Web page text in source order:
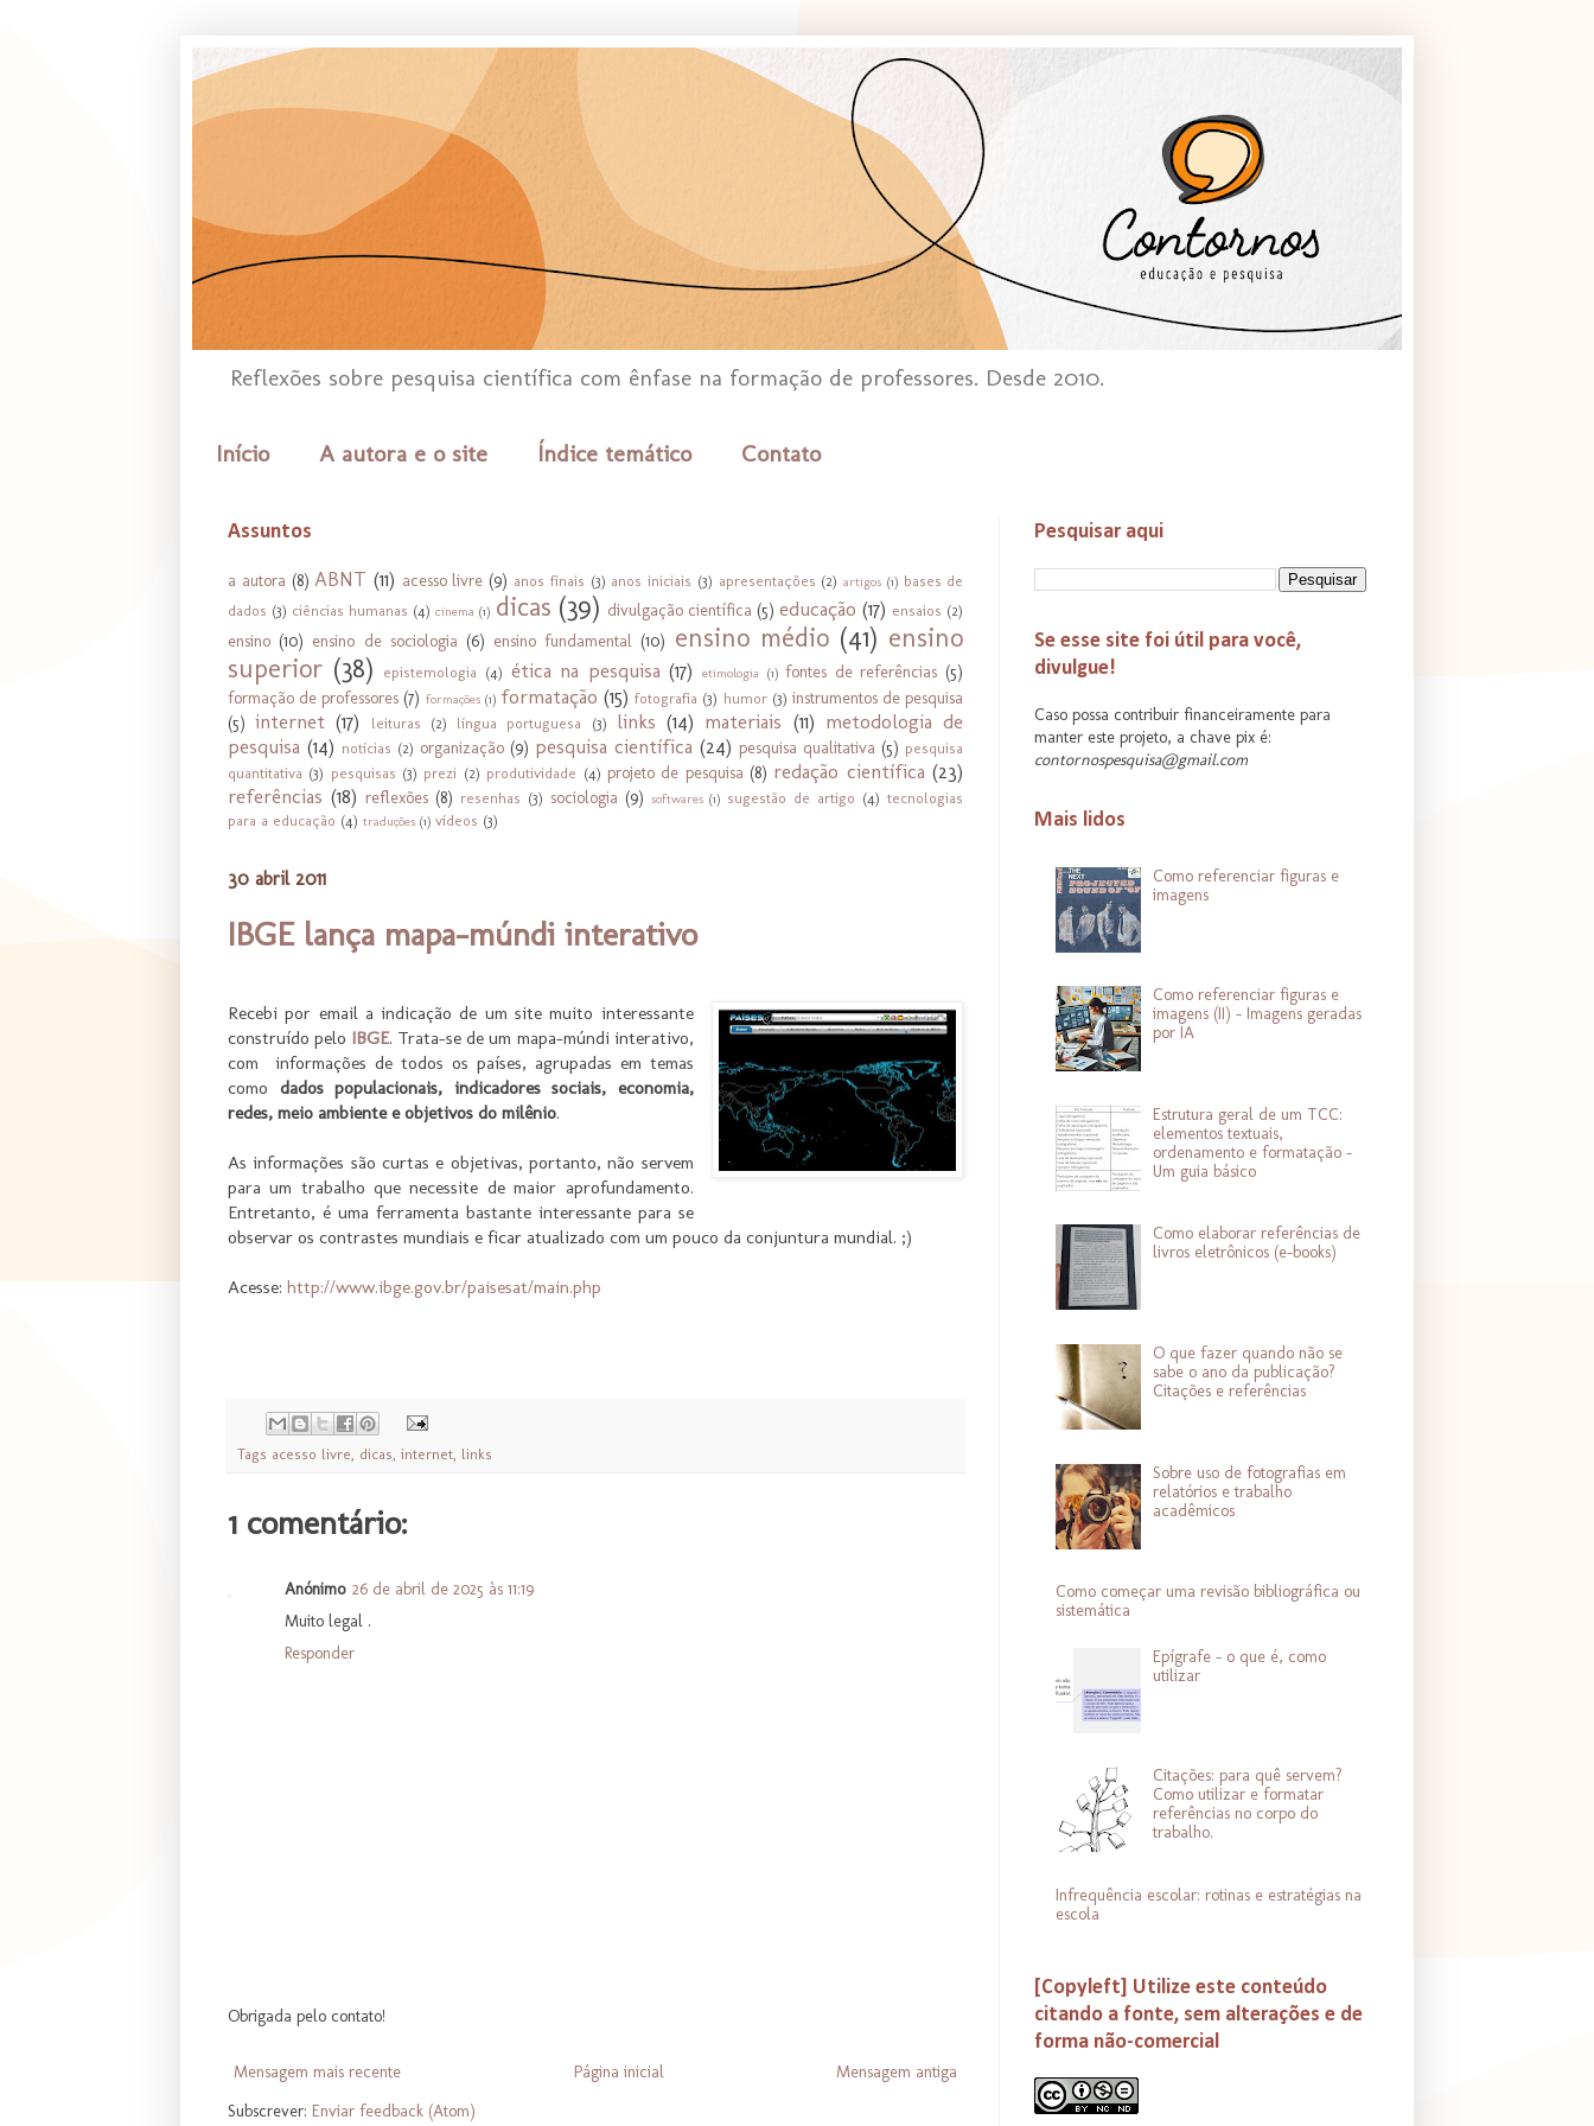
Reflexões sobre pesquisa científica com ênfase na formação de professores. Desde 2010.
Início A autora e o site Índice temático Contato
Assuntos
a autora (8) ABNT (11) acesso livre (9) anos finais (3) anos iniciais (3) apresentações (2) artigos (1) bases de
dados (3) ciências humanas (4) cinema (1) dicas (39) divulgação científica (5) educação (17) ensaios (2)
ensino (10) ensino de sociologia (6) ensino fundamental (10) ensino médio (41) ensino
superior (38) epistemologia (4) ética na pesquisa (17) etimologia (1) fontes de referências (5)
formação de professores (7) formações (1) formatação (15) fotografia (3) humor (3) instrumentos de pesquisa
(5) internet (17) leituras (2) língua portuguesa (3) links (14) materiais (11) metodologia de
pesquisa (14) notícias (2) organização (9) pesquisa científica (24) pesquisa qualitativa (5) pesquisa
quantitativa (3) pesquisas (3) prezi (2) produtividade (4) projeto de pesquisa (8) redação científica (23)
referências (18) reflexões (8) resenhas (3) sociologia (9) softwares (1) sugestão de artigo (4) tecnologias
para a educação (4) traduções (1) vídeos (3)
30 abril 2011
IBGE lança mapa-múndi interativo
Recebi por email a indicação de um site muito interessante
construído pelo IBGE. Trata-se de um mapa-múndi interativo,
com informações de todos os países, agrupadas em temas
como dados populacionais, indicadores sociais, economia,
redes, meio ambiente e objetivos do milênio.
As informações são curtas e objetivas, portanto, não servem
para um trabalho que necessite de maior aprofundamento.
Entretanto, é uma ferramenta bastante interessante para se
observar os contrastes mundiais e ficar atualizado com um pouco da conjuntura mundial. ;)
Acesse: http://www.ibge.gov.br/paisesat/main.php
Tags acesso livre dicas internet links
1 comentário:
Anónimo 26 de abril de 2025 às 11:19
Muito legal .
Responder
Obrigada pelo contato!
Mensagem mais recente Mensagem antiga
Página inicial
Subscrever: Enviar feedback (Atom)
Pesquisar aqui
Se esse site foi útil para você,
divulgue!
Caso possa contribuir financeiramente para
manter este projeto, a chave pix é:
contornospesquisa@gmail.com
Mais lidos
Como referenciar figuras e
imagens
Como referenciar figuras e
imagens (II) - Imagens geradas
por IA
Estrutura geral de um TCC:
elementos textuais,
ordenamento e formatação -
Um guia básico
Como elaborar referências de
livros eletrônicos (e-books)
O que fazer quando não se
sabe o ano da publicação?
Citações e referências
Sobre uso de fotografias em
relatórios e trabalho
acadêmicos
Como começar uma revisão bibliográfica ou
sistemática
Epígrafe - o que é, como
utilizar
Citações: para quê servem?
Como utilizar e formatar
referências no corpo do
trabalho.
Infrequência escolar: rotinas e estratégias na
escola
[Copyleft] Utilize este conteúdo
citando a fonte, sem alterações e de
forma não-comercial